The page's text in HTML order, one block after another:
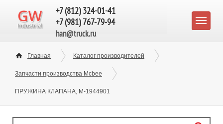
+7 (812) 324-01-41
+7 (981) 767-79-94
han@truck.ru
Главная Каталог производителей
Запчасти производства Mcbee
ПРУЖИНА КЛАПАНА, M-1944901